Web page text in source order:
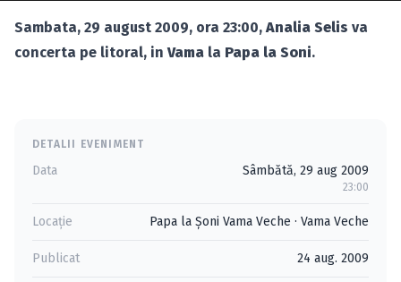
Sambata, 29 august 2009, ora 23:00,Analia Selis va
concerta pe litoral, inVama la Papa la Soni.
DETALII EVENIMENT
Data Sâmbătă, 29 aug 2009
23:00
Locație Papa la Şoni Vama Veche · Vama Veche
Publicat 24 aug. 2009